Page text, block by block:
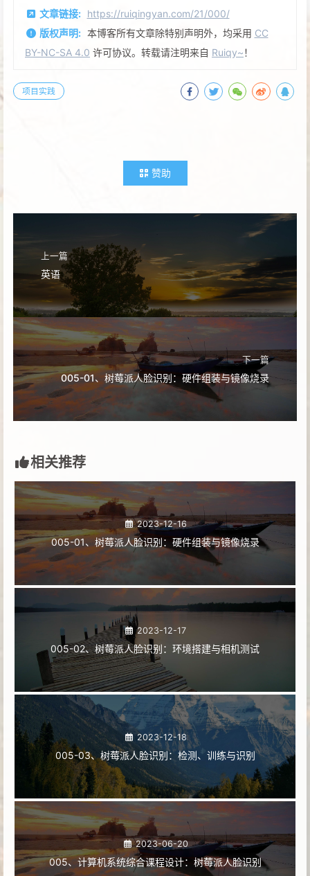
文章链接: https://ruiqingyan.com/21/000/
版权声明: 本博客所有文章除特别声明外，均采用 CC
BY-NC-SA 4.0 许可协议。转载请注明来自 Ruiqy~！
项目实践
赞助
上一篇
英语
下一篇
005-01、树莓派人脸识别：硬件组装与镜像烧录
相关推荐
2023-12-16
005-01、树莓派人脸识别：硬件组装与镜像烧录
2023-12-17
005-02、树莓派人脸识别：环境搭建与相机测试
2023-12-18
005-03、树莓派人脸识别：检测、训练与识别
2023-06-20
005、计算机系统综合课程设计：树莓派人脸识别